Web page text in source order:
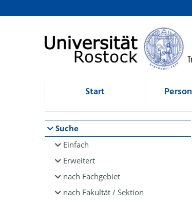
Browsen
direkt zum Inhalt
Start
Suche
Einfach
Erweitert
nach Fachgebiet
nach Fakultät / Sektion